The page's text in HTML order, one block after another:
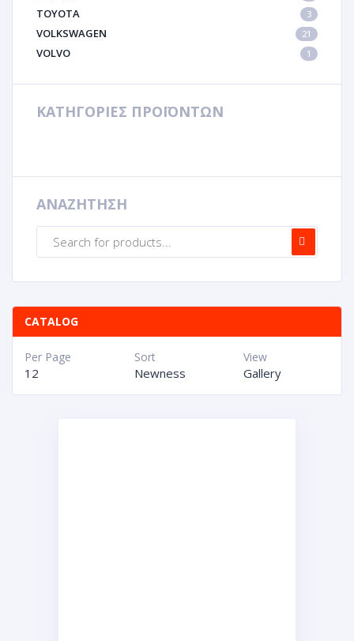
TOYOTA 3
VOLKSWAGEN 21
VOLVO 1
ΚΑΤΗΓΟΡΙΕΣ ΠΡΟΪΟΝΤΩΝ
ΑΝΑΖΗΤΗΣΗ
CATALOG
View
Gallery
Sort
Newness
Per Page
12